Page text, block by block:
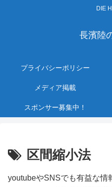
DIE
長濱陸
プライバシーポリシー
メディア掲載
スポンサー募集中！
区間縮小法
youtubeやSNSでも有益な情